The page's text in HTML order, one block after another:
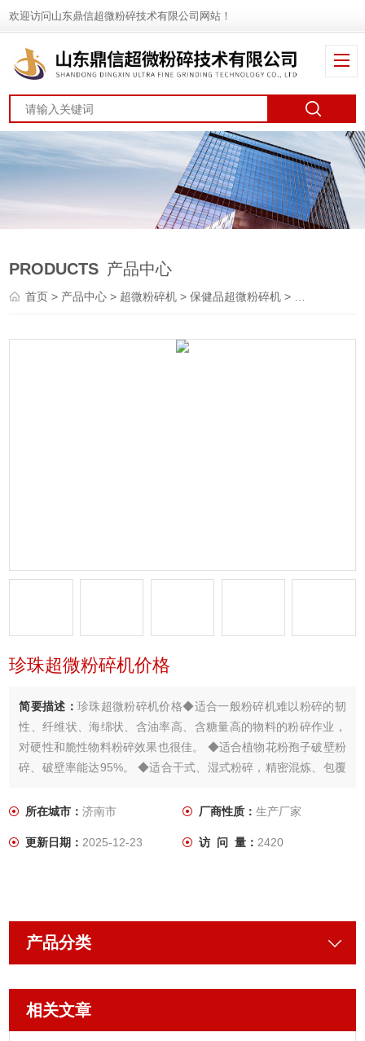
欢迎访问山东鼎信超微粉碎技术有限公司网站！
PRODUCTS 产品中心
首页> 产品中心 > 超微粉碎机 >保健品超微粉碎机 > DXFT-15珍珠超微粉碎机价格
珍珠超微粉碎机价格
简要描述： 珍珠超微粉碎机价格◆适合一般粉碎机难以粉碎的韧
性、纤维状、海绵状、含油率高、含糖量高的物料的粉碎作业，
对硬性和脆性物料粉碎效果也很佳。 ◆适合植物花粉孢子破壁粉
碎、破壁率能达95%。 ◆适合干式、湿式粉碎，精密混炼、包覆
卸，清洗，适合换料作业。 ◆粉碎过程全密封状态，无粉尘溢
所在城市：济南市 厂商性质： 生产厂家
更新日期：2025-12-23 访 问 量： 2420
产品分类
相关文章